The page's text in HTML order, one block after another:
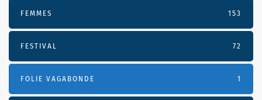
FEMMES 153
FESTIVAL 72
FOLIE VAGABONDE 1